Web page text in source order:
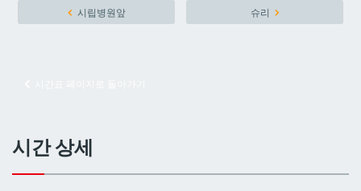
시립병원앞 슈리
시간 상세